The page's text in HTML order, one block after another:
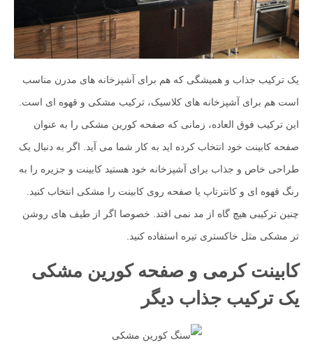
یک ترکیب جذاب و همیشگی که هم برای آشپزخانه های مدرن مناسب
است هم برای آشپزخانه های کلاسیک، ترکیب مشکی و قهوه ای است.
این ترکیب فوق العاده، زمانی که صفحه کورین مشکی را به عنوان
صفحه کابینت خود انتخاب کرده اید به کار شما می آید. اگر به دنبال یک
طراحی خاص و جذاب برای آشپزخانه خود هستید کابینت و جزیره را به
رنگ قهوه ای و کانترتاپ یا صفحه روی کابینت را مشکی انتخاب کنید.
چنین ترکیبی هیچ گاه از مد نمی افتد. خصوصا اگر از طیف های روشن
تر مشکی مثل خاکستری تیره استفاده کنید.
کابینت کرمی و صفحه کورین مشکی
یک ترکیب جذاب دیگر